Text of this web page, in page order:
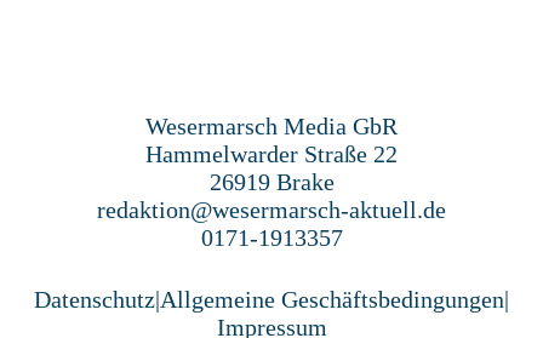
Wesermarsch Media GbR
Hammelwarder Straße 22
26919 Brake
redaktion@wesermarsch-aktuell.de
0171-1913357
Datenschutz|Allgemeine Geschäftsbedingungen|
Impressum